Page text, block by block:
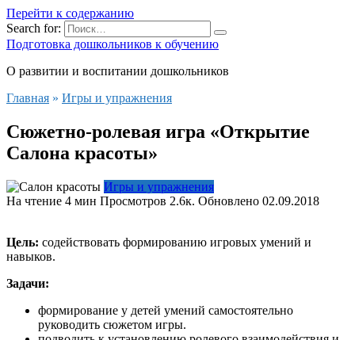
Перейти к содержанию
Search for:
Подготовка дошкольников к обучению
О развитии и воспитании дошкольников
Главная » Игры и упражнения
Сюжетно-ролевая игра «Открытие
Салона красоты»
Игры и упражнения
На чтение 4 мин Просмотров 2.6к. Обновлено 02.09.2018
Цель: содействовать формированию игровых умений и
навыков.
Задачи:
формирование у детей умений самостоятельно
руководить сюжетом игры.